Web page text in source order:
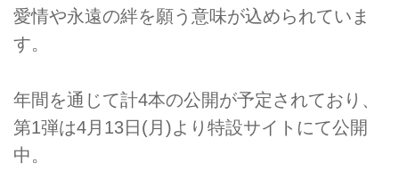
愛情や永遠の絆を願う意味が込められていま
す。
年間を通じて計4本の公開が予定されており、
第1弾は4月13日(月)より特設サイトにて公開
中。